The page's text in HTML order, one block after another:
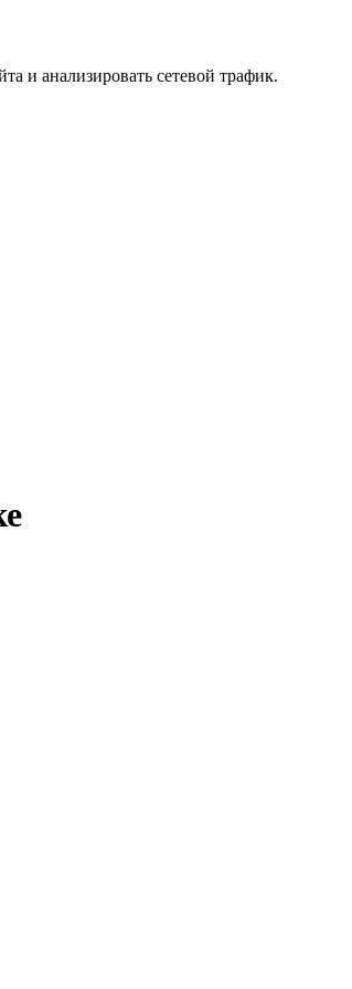
и анализировать сетевой трафик.